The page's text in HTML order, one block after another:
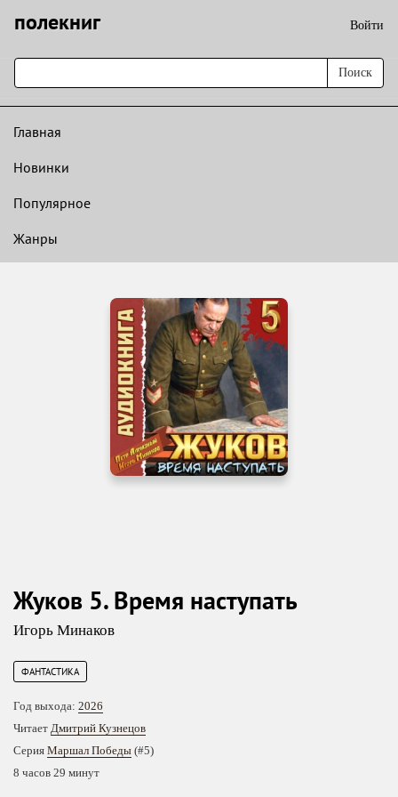
полекниг Войти
Поиск
Главная
Новинки
Популярное
Жанры
Жуков 5. Время наступать
Игорь Минаков
ФАНТАСТИКА
Год выхода: 2026
Читает Дмитрий Кузнецов
Серия Маршал Победы (#5)
8 часов 29 минут